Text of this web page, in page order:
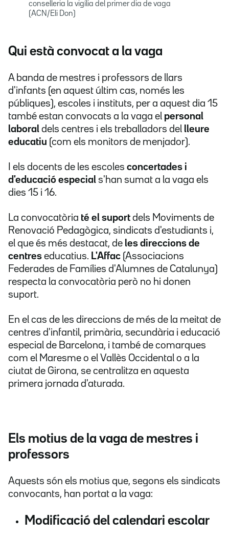
conselleria la vigília del primer dia de vaga
(ACN/Eli Don)
Qui està convocat a la vaga
A banda de mestres i professors de llars
d'infants (en aquest últim cas, només les
públiques), escoles i instituts, per a aquest dia 15
també estan convocats a la vaga el personal
laboral dels centres i els treballadors del lleure
educatiu (com els monitors de menjador).
I els docents de les escoles concertades i
d'educació especial s'han sumat a la vaga els
dies 15 i 16.
La convocatòria té el suport dels Moviments de
Renovació Pedagògica, sindicats d'estudiants i,
el que és més destacat, de les direccions de
centres educatius. L'Affac (Associacions
Federades de Famílies d'Alumnes de Catalunya)
respecta la convocatòria però no hi donen
suport.
En el cas de les direccions de més de la meitat de
centres d'infantil, primària, secundària i educació
especial de Barcelona, i també de comarques
com el Maresme o el Vallès Occidental o a la
ciutat de Girona, se centralitza en aquesta
primera jornada d'aturada.
Els motius de la vaga de mestres i
professors
Aquests són els motius que, segons els sindicats
convocants, han portat a la vaga:
Modificació del calendari escolar